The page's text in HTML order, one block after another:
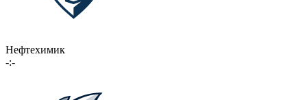
Нефтехимик
-:-